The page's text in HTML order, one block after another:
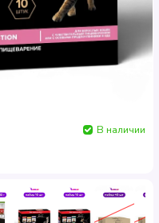
В наличии